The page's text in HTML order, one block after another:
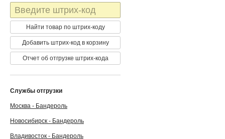
Штрих-
код
Найти товар по штрих-коду
Добавить штрих-код в корзину
Отчет об отгрузке штрих-кода
Службы отгрузки
Москва - Бандероль
Новосибирск - Бандероль
Владивосток - Бандероль